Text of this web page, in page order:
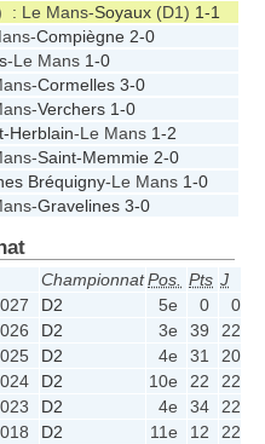
: Le Mans-Soyaux (D1) 1-1
Compiègne 2-0
-Le Mans 1-0
Cormelles 3-0
Verchers 1-0
Herblain-Le Mans 1-2
Saint-Memmie 2-0
Bréquigny-Le Mans 1-0
Gravelines 3-0
ChampionnatPos. Pts J
D2 5e 0 0
D2 3e 39 22
D2 4e 31 20
D2 10e 22 22
D2 4e 34 22
D2 11e 12 22